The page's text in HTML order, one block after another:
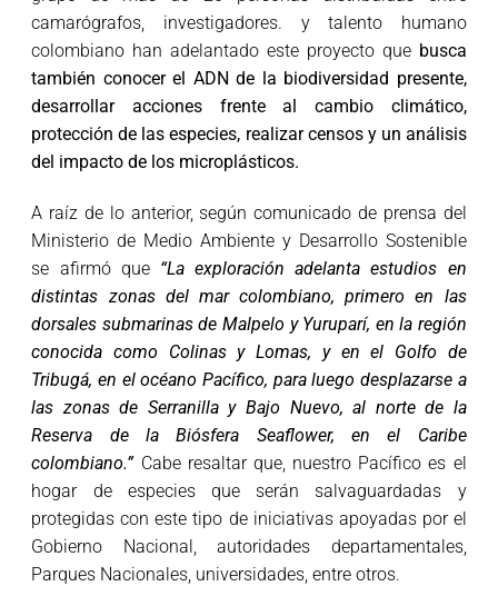
camarógrafos, investigadores. y talento humano
colombiano han adelantado este proyecto que busca
también conocer el ADN de la biodiversidad presente,
desarrollar acciones frente al cambio climático,
protección de las especies, realizar censos y un análisis
del impacto de los microplásticos.
A raíz de lo anterior, según comunicado de prensa del
Ministerio de Medio Ambiente y Desarrollo Sostenible
se afirmó que “La exploración adelanta estudios en
distintas zonas del mar colombiano, primero en las
dorsales submarinas de Malpelo y Yuruparí, en la región
conocida como Colinas y Lomas, y en el Golfo de
Tribugá, en el océano Pacífico, para luego desplazarse a
las zonas de Serranilla y Bajo Nuevo, al norte de la
Reserva de la Biósfera Seaflower, en el Caribe
colombiano.” Cabe resaltar que, nuestro Pacífico es el
hogar de especies que serán salvaguardadas y
protegidas con este tipo de iniciativas apoyadas por el
Gobierno Nacional, autoridades departamentales,
Parques Nacionales, universidades, entre otros.